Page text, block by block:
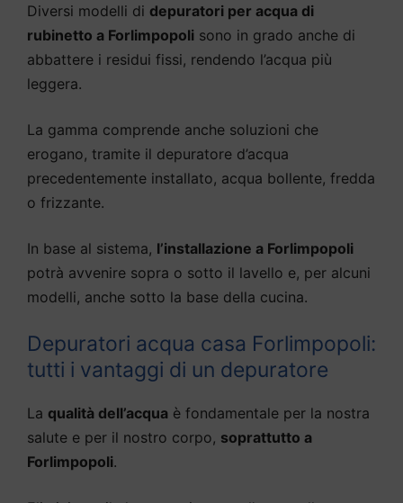
Diversi modelli di depuratori per acqua di
rubinetto a Forlimpopoli sono in grado anche di
abbattere i residui fissi, rendendo l’acqua più
leggera.
La gamma comprende anche soluzioni che
erogano, tramite il depuratore d’acqua
precedentemente installato, acqua bollente, fredda
o frizzante.
In base al sistema, l’installazione a Forlimpopoli
potrà avvenire sopra o sotto il lavello e, per alcuni
modelli, anche sotto la base della cucina.
Depuratori acqua casa Forlimpopoli:
tutti i vantaggi di un depuratore
La qualità dell’acqua è fondamentale per la nostra
salute e per il nostro corpo, soprattutto a
Forlimpopoli.